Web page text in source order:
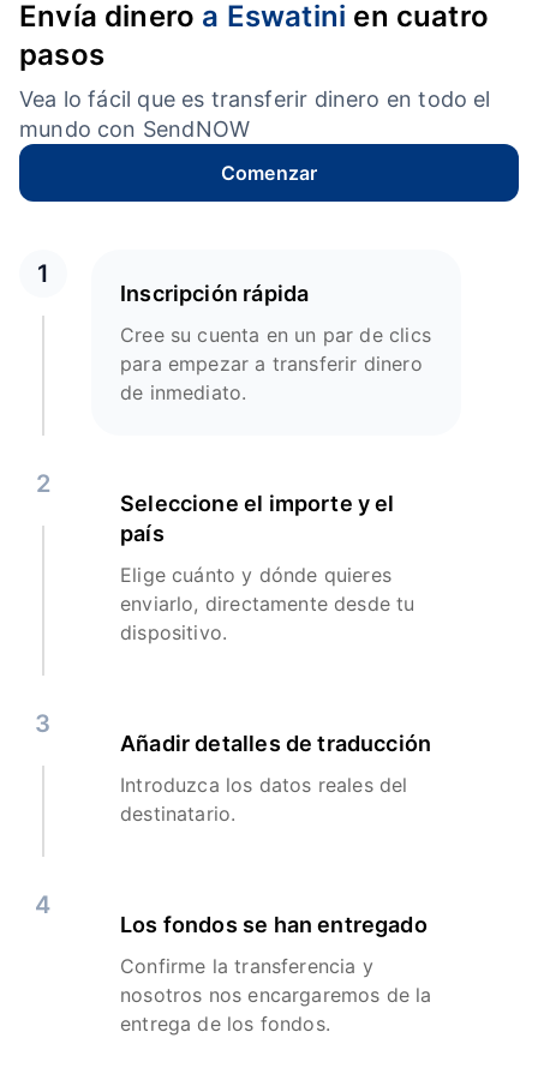
Envía dinero a Eswatini en cuatro
pasos
Vea lo fácil que es transferir dinero en todo el
mundo con SendNOW
Comenzar
1
Inscripción rápida
Cree su cuenta en un par de clics
para empezar a transferir dinero
de inmediato.
2
Seleccione el importe y el
país
Elige cuánto y dónde quieres
enviarlo, directamente desde tu
dispositivo.
3
Añadir detalles de traducción
Introduzca los datos reales del
destinatario.
4
Los fondos se han entregado
Confirme la transferencia y
nosotros nos encargaremos de la
entrega de los fondos.